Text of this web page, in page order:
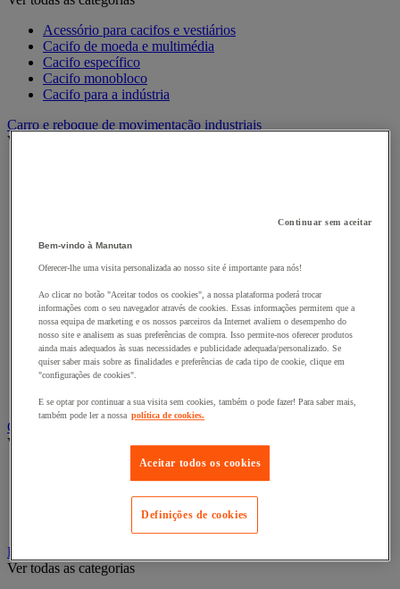
Acessório para cacifos e vestiários
Cacifo de moeda e multimédia
Cacifo específico
Cacifo monobloco
Cacifo para a indústria
Carro e reboque de movimentação industriais
Ver todas as categorias
Carro de plataformas
Carro dobrável
Carro em fio de aço
Carro para caixas
Carro para carga comprida e volumosa
Carros com espaldar fixo e taipal
Carros de preparação de encomendas
Reboque industrial
Serviço e Manipulação
Contentor móvel gradeado
Ver todas as categorias
Contentor móvel standard
Empilhador, Mesa Elevatória e Sistemas de Elevação
Ver todas as categorias
Continuar sem aceitar
Bem-vindo à Manutan
Oferecer-lhe uma visita personalizada ao nosso site é importante para nós!
Ao clicar no botão "Aceitar todos os cookies", a nossa plataforma poderá trocar
informações com o seu navegador através de cookies. Essas informações permitem que a
nossa equipa de marketing e os nossos parceiros da Internet avaliem o desempenho do
nosso site e analisem as suas preferências de compra. Isso permite-nos oferecer produtos
ainda mais adequados às suas necessidades e publicidade adequada/personalizado. Se
quiser saber mais sobre as finalidades e preferências de cada tipo de cookie, clique em
"configurações de cookies".
E se optar por continuar a sua visita sem cookies, também o pode fazer! Para saber mais,
também pode ler a nossa política de cookies.
Aceitar todos os cookies
Definições de cookies